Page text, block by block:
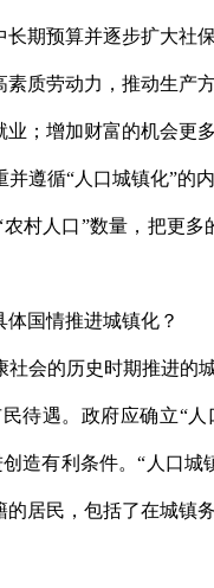
期预算并逐步扩大社保
劳动力，推动生产
；增加财富的机会更
遵循“人口城镇化”的
村人口”数量，把更多
国情推进城镇化？
的历史时期推进的
待遇。政府应确立“
造有利条件。“人口城
居民，包括了在城镇